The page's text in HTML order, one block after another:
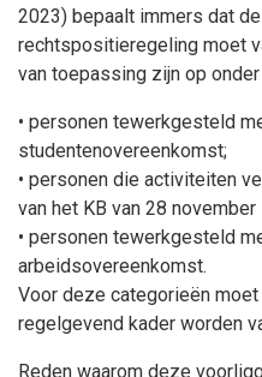
2023) bepaalt immers dat
rechtspositieregeling moet
van toepassing zijn op onder
• personen tewerkgesteld
studentenovereenkomst;
• personen die activiteiten
van het KB van 28
• personen tewerkgesteld
arbeidsovereenkomst.
Voor deze categorieën
regelgevend kader worden
Reden waarom deze